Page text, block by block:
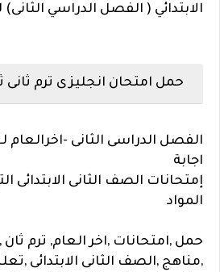
الابتدائي ( الفصل الدراسي
حمل امتحان انجليزى ترم ثانى
الفصل الدراسى الثانى -اخرالعام
اجابة
إمتحانات الصف الثانى الابتدائى
المواد
حمل ,امتحانات ,اخر العام, ترم
,مناهج ,الصف الثانى الابتدائى